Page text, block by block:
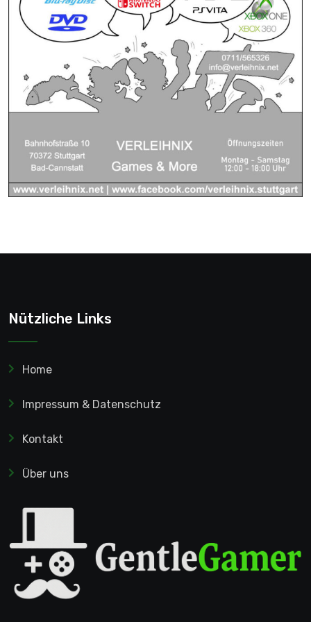
Nützliche Links
Home
Impressum & Datenschutz
Kontakt
Über uns